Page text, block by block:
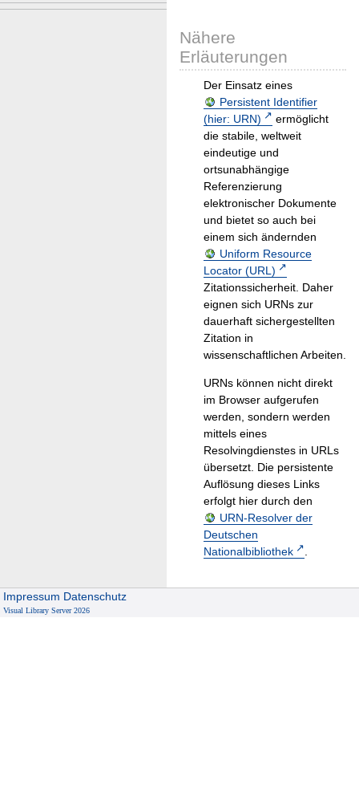
Nähere
Erläuterungen
Der Einsatz eines
Persistent Identifier
(hier: URN)
ermöglicht
die stabile, weltweit
eindeutige und
ortsunabhängige
Referenzierung
elektronischer Dokumente
und bietet so auch bei
einem sich ändernden
Uniform Resource
Locator (URL)
Zitationssicherheit. Daher
eignen sich URNs zur
dauerhaft sichergestellten
Zitation in
wissenschaftlichen Arbeiten.
URNs können nicht direkt
im Browser aufgerufen
werden, sondern werden
mittels eines
Resolvingdienstes in URLs
übersetzt. Die persistente
Auflösung dieses Links
erfolgt hier durch den
URN-Resolver der
Deutschen
Nationalbibliothek
.
Impressum Datenschutz
Visual Library Server 2026